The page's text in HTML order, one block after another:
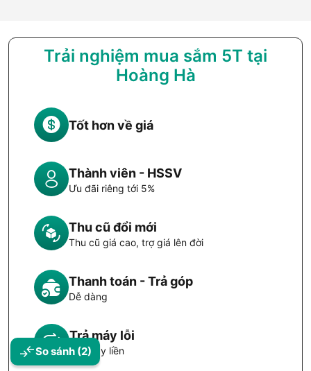
So sánh (2)
Trải nghiệm mua sắm 5T tại
Hoàng Hà
Tốt hơn về giá
Thành viên - HSSV
Ưu đãi riêng tới 5%
Thu cũ đổi mới
Thu cũ giá cao, trợ giá lên đời
Thanh toán - Trả góp
Dễ dàng
Trả máy lỗi
Đổi máy liền